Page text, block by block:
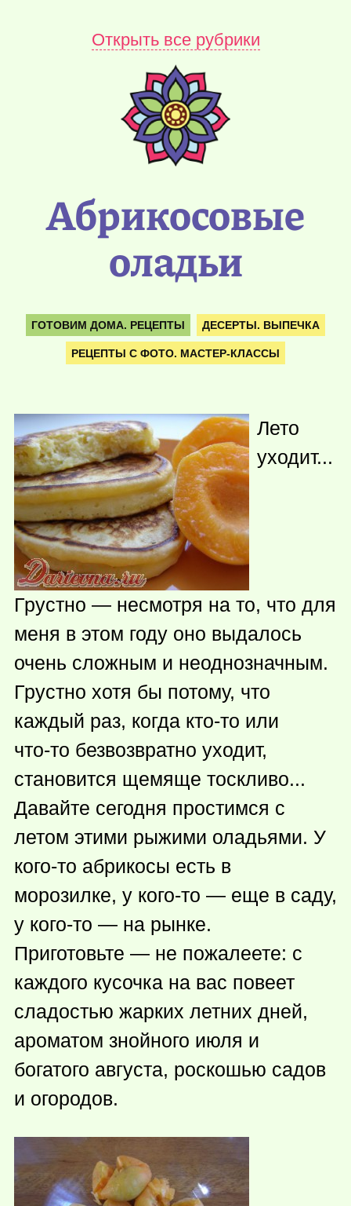
Открыть все рубрики
Абрикосовые
оладьи
ГОТОВИМ ДОМА. РЕЦЕПТЫ ДЕСЕРТЫ. ВЫПЕЧКА
РЕЦЕПТЫ С ФОТО. МАСТЕР-КЛАССЫ
Лето
уходит...
Грустно — несмотря на то, что для
меня в этом году оно выдалось
очень сложным и неоднозначным.
Грустно хотя бы потому, что
каждый раз, когда кто-то или
что-то безвозвратно уходит,
становится щемяще тоскливо...
Давайте сегодня простимся с
летом этими рыжими оладьями. У
кого-то абрикосы есть в
морозилке, у кого-то — еще в саду,
у кого-то — на рынке.
Приготовьте — не пожалеете: с
каждого кусочка на вас повеет
сладостью жарких летних дней,
ароматом знойного июля и
богатого августа, роскошью садов
и огородов.